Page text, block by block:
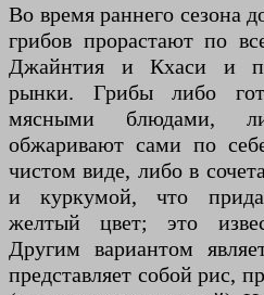
Во время раннего сезона
грибов прорастают по
Джайнтия и Кхаси и
рынки. Грибы либо
мясными блюдами,
обжаривают сами по
чистом виде, либо в
и куркумой, что
желтый цвет; это
Другим вариантом
представляет собой рис,